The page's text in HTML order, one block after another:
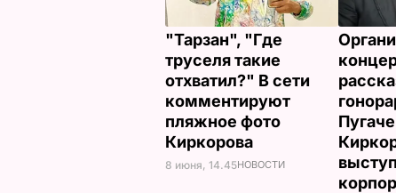
"Тарзан", "Где
труселя такие
отхватил?" В сети
комментируют
пляжное фото
Киркорова
8 июня, 14.45НОВОСТИ